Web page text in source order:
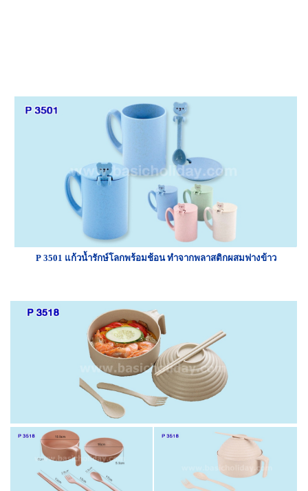
P 3501 แก้วน้ำรักษ์โลกพร้อมช้อน ทำจากพลาสติกผสมฟางข้าว